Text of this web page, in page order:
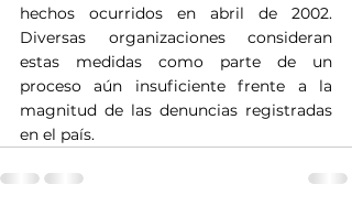
hechos ocurridos en abril de 2002.
Diversas organizaciones consideran
estas medidas como parte de un
proceso aún insuficiente frente a la
magnitud de las denuncias registradas
en el país.